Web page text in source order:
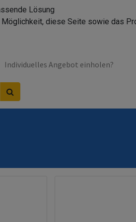
Lösung
diese Seite sowie das
Individuelles Angebot einholen?